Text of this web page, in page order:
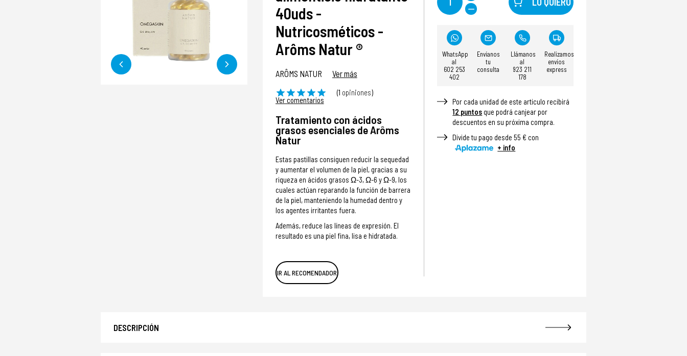
40uds -
Nutricosméticos -
Arôms Natur ®
ARÔMS NATUR Ver más
(1 opiniones)
Ver comentarios
Tratamiento con ácidos
grasos esenciales de Arôms
Natur
Estas pastillas consiguen reducir la sequedad
y aumentar el volumen de la piel, gracias a su
riqueza en ácidos grasos Ω-3, Ω-6 y Ω-9, los
cuales actúan reparando la función de barrera
de la piel, manteniendo la humedad dentro y
los agentes irritantes fuera.
Además, reduce las líneas de expresión. El
resultado es una piel fina, lisa e hidratada.
IR AL RECOMENDADOR
WhatsApp
al
602 253
402
Envíanos
tu
consulta
Llámanos
al
923 211
178
Realizamos
envíos
express
Por cada unidad de este articulo recibirá
12 puntos que podrá canjear por
descuentos en su próxima compra.
Divide tu pago desde 55 € con
+ info
DESCRIPCIÓN